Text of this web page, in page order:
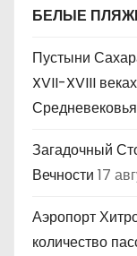
БЕЛЫЕ
Пустыни
XVII-XVIII
Загадочный
Вечности 17
Аэропорт
количество